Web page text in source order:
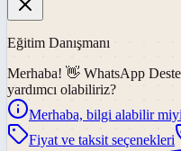
Eğitim Danışmanı
Merhaba! 👋 WhatsApp
yardımcı olabiliriz?
Merhaba, bilgi alabilir
Fiyat ve taksit seçenekleri